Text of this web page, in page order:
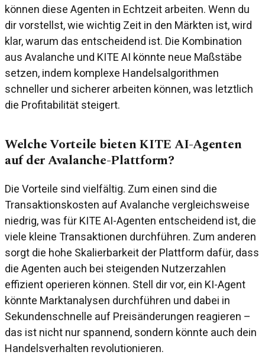
können diese Agenten in Echtzeit arbeiten. Wenn du
dir vorstellst, wie wichtig Zeit in den Märkten ist, wird
klar, warum das entscheidend ist. Die Kombination
aus Avalanche und KITE AI könnte neue Maßstäbe
setzen, indem komplexe Handelsalgorithmen
schneller und sicherer arbeiten können, was letztlich
die Profitabilität steigert.
Welche Vorteile bieten KITE AI-Agenten
auf der Avalanche-Plattform?
Die Vorteile sind vielfältig. Zum einen sind die
Transaktionskosten auf Avalanche vergleichsweise
niedrig, was für KITE AI-Agenten entscheidend ist, die
viele kleine Transaktionen durchführen. Zum anderen
sorgt die hohe Skalierbarkeit der Plattform dafür, dass
die Agenten auch bei steigenden Nutzerzahlen
effizient operieren können. Stell dir vor, ein KI-Agent
könnte Marktanalysen durchführen und dabei in
Sekundenschnelle auf Preisänderungen reagieren –
das ist nicht nur spannend, sondern könnte auch dein
Handelsverhalten revolutionieren.